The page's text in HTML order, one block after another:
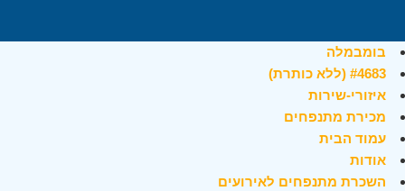
בומבמלה
#4683 (ללא כותרת)
איזורי-שירות
מכירת מתנפחים
עמוד הבית
אודות
השכרת מתנפחים לאירועים